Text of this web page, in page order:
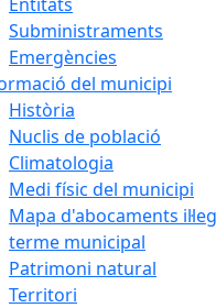
Subministraments
Emergències
del municipi
Història
Nuclis de població
Climatologia
Medi físic del municipi
Mapa d'abocaments
terme municipal
Patrimoni natural
Territori